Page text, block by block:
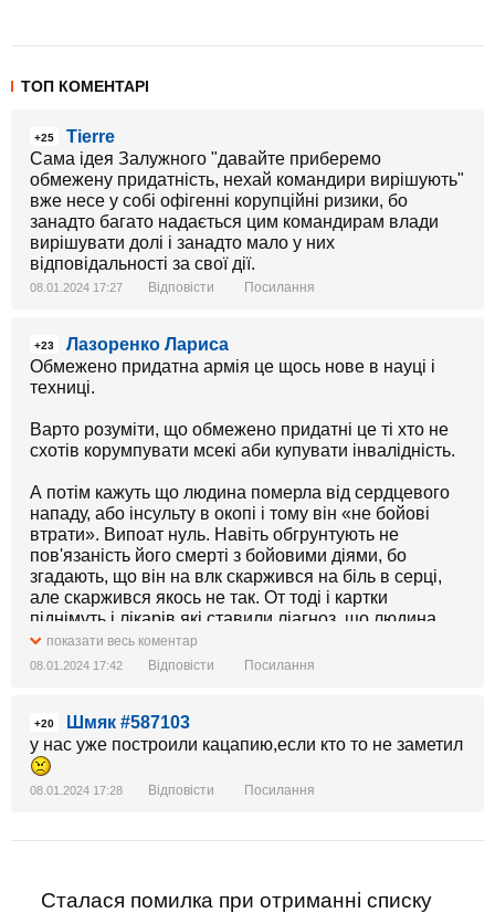
ТОП КОМЕНТАРІ
+25
Tierre
Сама ідея Залужного "давайте приберемо
обмежену придатність, нехай командири вирішують"
вже несе у собі офігенні корупційні ризики, бо
занадто багато надається цим командирам влади
вирішувати долі і занадто мало у них
відповідальності за свої дії.
08.01.2024 17:27 Відповісти Посилання
+23
Лазоренко Лариса
Обмежено придатна армія це щось нове в науці і
техниці.
Варто розуміти, що обмежено придатні це ті хто не
схотів корумпувати мсекі аби купувати інвалідність.
А потім кажуть що людина померла від сердцевого
нападу, або інсульту в окопі і тому він «не бойові
втрати». Випоат нуль. Навіть обгрунтують не
пов'язаність його смерті з бойовими діями, бо
згадають, що він на влк скаржився на біль в серці,
але скаржився якось не так. От тоді і картки
піднімуть і лікарів які ставили ліагноз, що людина
хвора була «ізначально», а тому сам винен, що не
зумів переконати ВЛК в цьому.
показати весь коментар
08.01.2024 17:42 Відповісти Посилання
+20
Шмяк #587103
у нас уже построили кацапию,если кто то не заметил
08.01.2024 17:28 Відповісти Посилання
Сталася помилка при отриманні списку